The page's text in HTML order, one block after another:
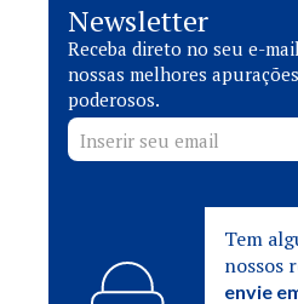
Newsletter
Receba direto no seu e-
nossas melhores
poderosos.
Tem
nossos
envie